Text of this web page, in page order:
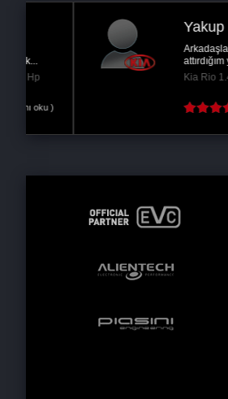
Yakup G.
Arkadaşlar, geçen
attırdığım yazılım
Kia Rio 1.4 CRDI -